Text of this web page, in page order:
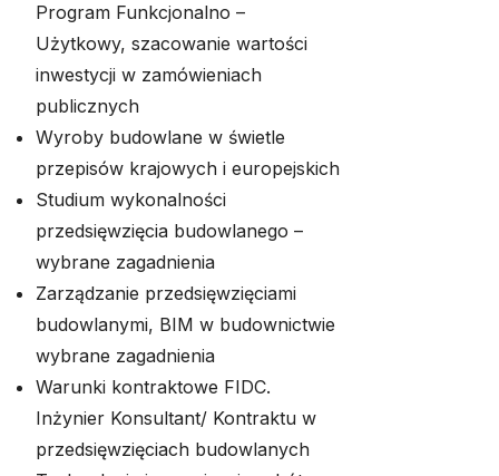
Program Funkcjonalno –
Użytkowy, szacowanie wartości
inwestycji w zamówieniach
publicznych
Wyroby budowlane w świetle
przepisów krajowych i europejskich
Studium wykonalności
przedsięwzięcia budowlanego –
wybrane zagadnienia
Zarządzanie przedsięwzięciami
budowlanymi, BIM w budownictwie
wybrane zagadnienia
Warunki kontraktowe FIDC.
Inżynier Konsultant/ Kontraktu w
przedsięwzięciach budowlanych